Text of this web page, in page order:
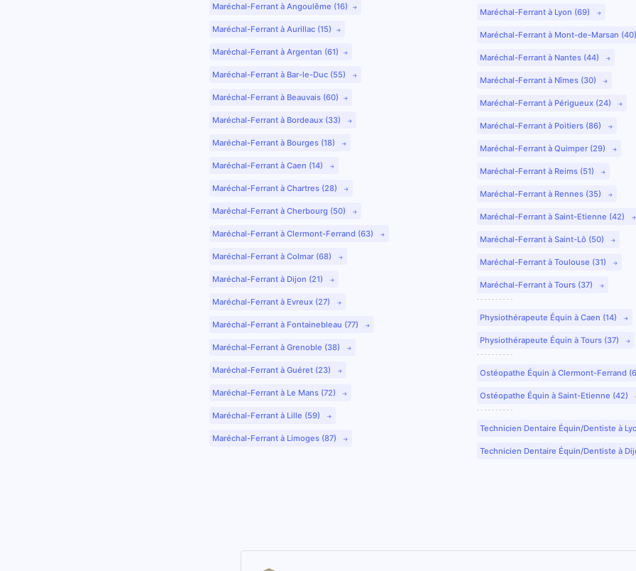
Maréchal-Ferrant à Angoulême (16)
Maréchal-Ferrant à Aurillac (15)
Maréchal-Ferrant à Argentan (61)
Maréchal-Ferrant à Bar-le-Duc (55)
Maréchal-Ferrant à Beauvais (60)
Maréchal-Ferrant à Bordeaux (33)
Maréchal-Ferrant à Bourges (18)
Maréchal-Ferrant à Caen (14)
Maréchal-Ferrant à Chartres (28)
Maréchal-Ferrant à Cherbourg (50)
Maréchal-Ferrant à Clermont-Ferrand (63)
Maréchal-Ferrant à Colmar (68)
Maréchal-Ferrant à Dijon (21)
Maréchal-Ferrant à Evreux (27)
Maréchal-Ferrant à Fontainebleau (77)
Maréchal-Ferrant à Grenoble (38)
Maréchal-Ferrant à Guéret (23)
Maréchal-Ferrant à Le Mans (72)
Maréchal-Ferrant à Lille (59)
Maréchal-Ferrant à Limoges (87)
Maréchal-Ferrant à Lyon (69)
Maréchal-Ferrant à Mont-de-Marsan
Maréchal-Ferrant à Nantes (44)
Maréchal-Ferrant à Nîmes (30)
Maréchal-Ferrant à Périgueux (24)
Maréchal-Ferrant à Poitiers (86)
Maréchal-Ferrant à Quimper (29)
Maréchal-Ferrant à Reims (51)
Maréchal-Ferrant à Rennes (35)
Maréchal-Ferrant à Saint-Etienne (42)
Maréchal-Ferrant à Saint-Lô (50)
Maréchal-Ferrant à Toulouse (31)
Maréchal-Ferrant à Tours (37)
Physiothérapeute Équin à Caen (14)
Physiothérapeute Équin à Tours (37)
Ostéopathe Équin à Clermont-Ferrand
Ostéopathe Équin à Saint-Etienne (42)
Technicien Dentaire Équin/Dentiste à
Technicien Dentaire Équin/Dentiste à